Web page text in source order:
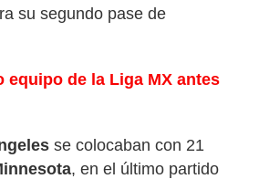
su segundo pase de
equipo de la Liga MX antes
se colocaban con 21
, en el último partido